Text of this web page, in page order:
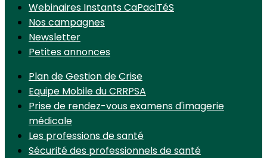
Webinaires Instants CaPaciTéS
Nos campagnes
Newsletter
Petites annonces
Plan de Gestion de Crise
Equipe Mobile du CRRPSA
Prise de rendez-vous examens d'imagerie
médicale
Les professions de santé
Sécurité des professionnels de santé